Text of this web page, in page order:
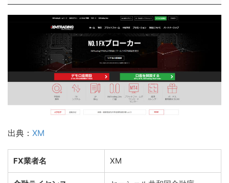
出典： XM
FX業者名 XM